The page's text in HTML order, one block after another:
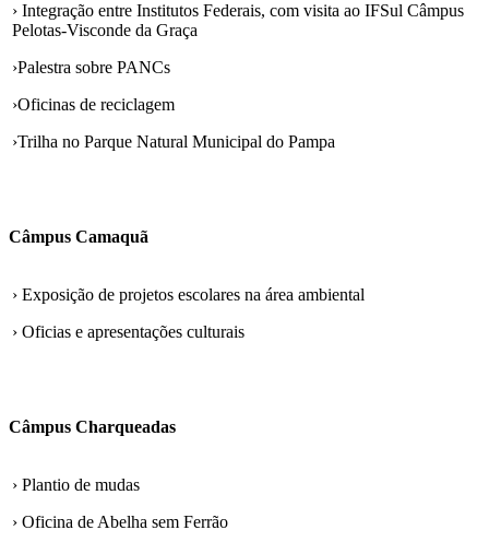
› Integração entre Institutos Federais, com visita ao IFSul Câmpus
Pelotas-Visconde da Graça
›Palestra sobre PANCs
›Oficinas de reciclagem
›Trilha no Parque Natural Municipal do Pampa
Câmpus Camaquã
› Exposição de projetos escolares na área ambiental
› Oficias e apresentações culturais
Câmpus Charqueadas
› Plantio de mudas
› Oficina de Abelha sem Ferrão